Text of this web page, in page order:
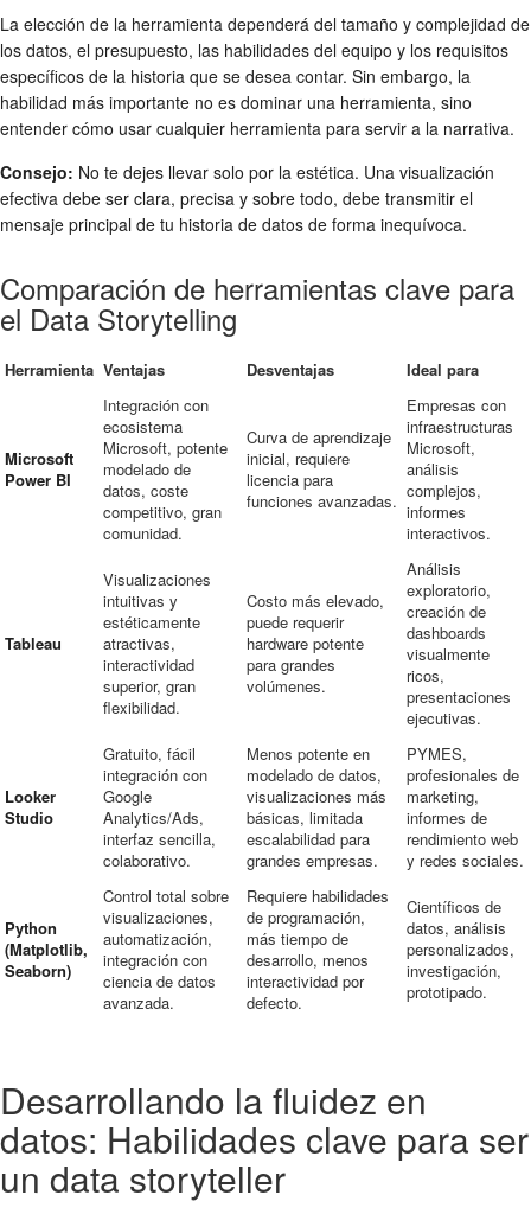
La elección de la herramienta dependerá del tamaño y complejidad de
los datos, el presupuesto, las habilidades del equipo y los requisitos
específicos de la historia que se desea contar. Sin embargo, la
habilidad más importante no es dominar una herramienta, sino
entender cómo usar cualquier herramienta para servir a la narrativa.
Consejo: No te dejes llevar solo por la estética. Una visualización
efectiva debe ser clara, precisa y sobre todo, debe transmitir el
mensaje principal de tu historia de datos de forma inequívoca.
Comparación de herramientas clave para
el Data Storytelling
Herramienta Ventajas Desventajas Ideal para
Microsoft
Power BI
Integración con
ecosistema
Microsoft, potente
modelado de
datos, coste
competitivo, gran
comunidad.
Curva de aprendizaje
inicial, requiere
licencia para
funciones avanzadas.
Empresas con
infraestructuras
Microsoft,
análisis
complejos,
informes
interactivos.
Tableau
Visualizaciones
intuitivas y
estéticamente
atractivas,
interactividad
superior, gran
flexibilidad.
Costo más elevado,
puede requerir
hardware potente
para grandes
volúmenes.
Análisis
exploratorio,
creación de
dashboards
visualmente
ricos,
presentaciones
ejecutivas.
Looker
Studio
Gratuito, fácil
integración con
Google
Analytics/Ads,
interfaz sencilla,
colaborativo.
Menos potente en
modelado de datos,
visualizaciones más
básicas, limitada
escalabilidad para
grandes empresas.
PYMES,
profesionales de
marketing,
informes de
rendimiento web
y redes sociales.
Python
(Matplotlib,
Seaborn)
Control total sobre
visualizaciones,
automatización,
integración con
ciencia de datos
avanzada.
Requiere habilidades
de programación,
más tiempo de
desarrollo, menos
interactividad por
defecto.
Científicos de
datos, análisis
personalizados,
investigación,
prototipado.
Desarrollando la fluidez en
datos: Habilidades clave para ser
un data storyteller